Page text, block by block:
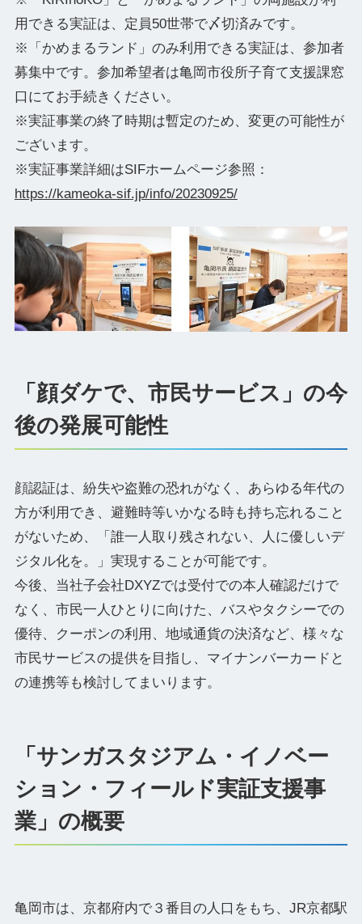
用できる実証は、定員50世帯で〆切済みです。
※「かめまるランド」のみ利用できる実証は、参加者
募集中です。参加希望者は亀岡市役所子育て支援課窓
口にてお手続きください。
※実証事業の終了時期は暫定のため、変更の可能性が
ございます。
※実証事業詳細はSIFホームページ参照：
https://kameoka-sif.jp/info/20230925/
「顔ダケで、市民サービス」の今
後の発展可能性
顔認証は、紛失や盗難の恐れがなく、あらゆる年代の
方が利用でき、避難時等いかなる時も持ち忘れること
がないため、「誰一人取り残されない、人に優しいデ
ジタル化を。」実現することが可能です。
今後、当社子会社DXYZでは受付での本人確認だけで
なく、市民一人ひとりに向けた、バスやタクシーでの
優待、クーポンの利用、地域通貨の決済など、様々な
市民サービスの提供を目指し、マイナンバーカードと
の連携等も検討してまいります。
「サンガスタジアム・イノベー
ション・フィールド実証支援事
業」の概要
亀岡市は、京都府内で３番目の人口をもち、JR京都駅